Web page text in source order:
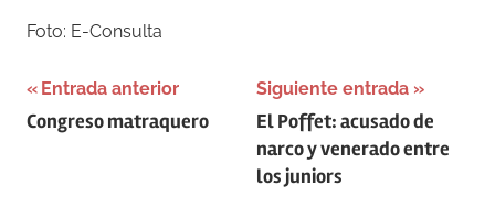
Foto: E-Consulta
Navegación
de
Entrada anterior
Congreso matraquero
Siguiente entrada
El Poffet: acusado de
narco y venerado entre
los juniors